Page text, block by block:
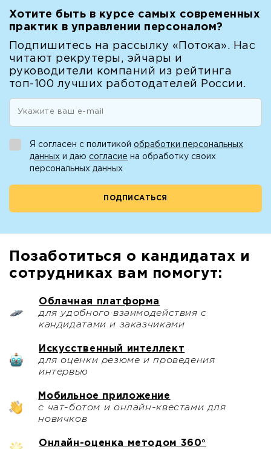
Хотите быть в курсе самых современных
практик в управлении персоналом?
Подпишитесь на рассылку «Потока». Нас
читают рекрутеры, эйчары и
руководители компаний из рейтинга
топ-100 лучших работодателей России.
Я согласен с политикой обработки персональных
данных и даю согласие на обработку своих
персональных данных
Позаботиться о кандидатах и
сотрудниках вам помогут:
Облачная платформа
для удобного взаимодействия с
кандидатами и заказчиками
Искусственный интеллект
для оценки резюме и проведения
интервью
Мобильное приложение
с чат-ботом и онлайн-квестами для
новичков
Онлайн-оценка методом 360°